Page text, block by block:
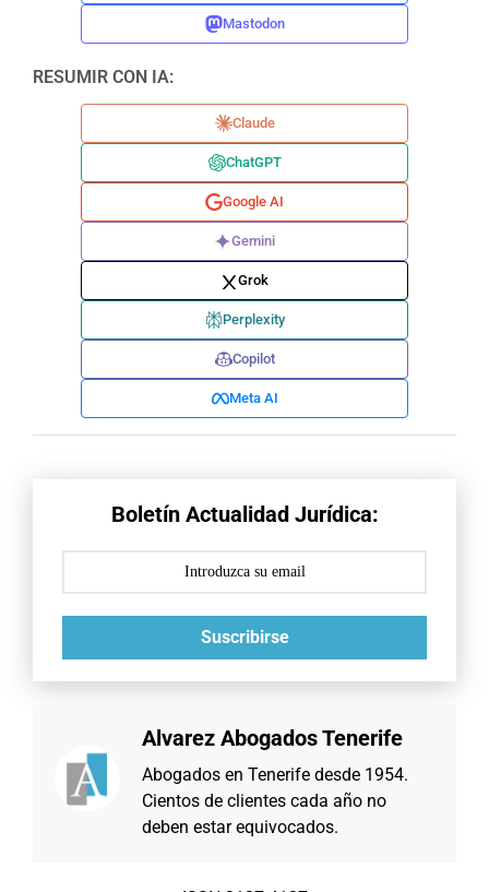
Mastodon
RESUMIR CON IA:
Claude
ChatGPT
Google AI
Gemini
Grok
Perplexity
Copilot
Meta AI
Boletín Actualidad Jurídica:
Suscribirse
Alvarez Abogados Tenerife
Abogados en Tenerife desde 1954.
Cientos de clientes cada año no
deben estar equivocados.